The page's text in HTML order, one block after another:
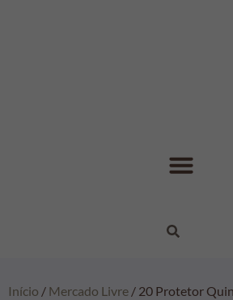
Início / Mercado Livre / 20 Protetor